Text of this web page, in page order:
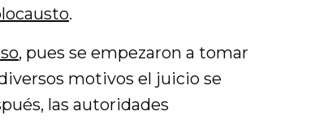
.
, pues se empezaron a tomar
motivos el juicio se
las autoridades